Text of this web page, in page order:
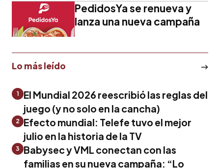
PedidosYa se renueva y
lanza una nueva campaña
Lo más leído
1
El Mundial 2026 reescribió las reglas del
juego (y no solo en la cancha)
2
Efecto mundial: Telefe tuvo el mejor
julio en la historia de la TV
3
Babysec y VML conectan con las
familias en su nueva campaña: “Lo